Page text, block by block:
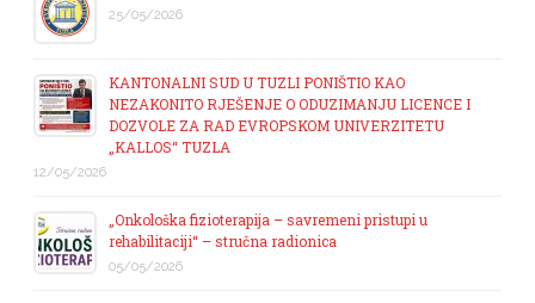
25/05/2026
KANTONALNI SUD U TUZLI PONIŠTIO KAO
NEZAKONITO RJEŠENJE O ODUZIMANJU LICENCE I
DOZVOLE ZA RAD EVROPSKOM UNIVERZITETU
„KALLOS“ TUZLA
12/05/2026
„Onkološka fizioterapija – savremeni pristupi u
rehabilitaciji“ – stručna radionica
05/05/2026